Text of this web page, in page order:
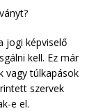
jogi képviselő
kell. Ez már
vagy túlkapások
szervek
e el.